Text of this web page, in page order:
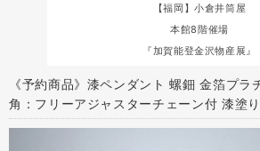
【福岡】小倉井筒屋
本館8階催場
『加賀能登金沢物産展』
《予約商品》漆ペンダント 螺鈿 金箔プラ
角：フリーアジャスターチェーン付 漆塗